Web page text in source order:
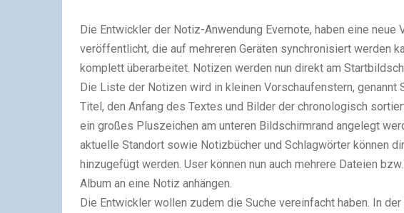
Die Entwickler der Notiz-Anwendung Evernote, haben eine neue
veröffentlicht, die auf mehreren Geräten synchronisiert werden
komplett überarbeitet. Notizen werden nun direkt am
Die Liste der Notizen wird in kleinen Vorschaufenstern,
Titel, den Anfang des Textes und Bilder der chronologisch
ein großes Pluszeichen am unteren Bildschirmrand angelegt
aktuelle Standort sowie Notizbücher und Schlagwörter können
hinzugefügt werden. User können nun auch mehrere Dateien
Album an eine Notiz anhängen.
Die Entwickler wollen zudem die Suche vereinfacht haben. In